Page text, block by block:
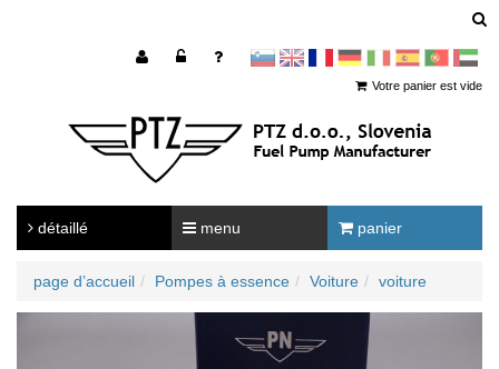
sl en francoščina
Nemščina
Italijanščina
Španščina
PortugalArabščina
Votre panier est vide
détaillé menu panier
page d’accueil Pompes à essence Voiture voiture